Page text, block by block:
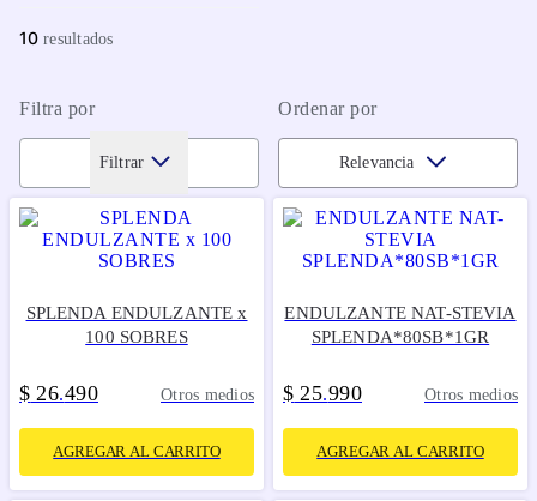
10
Filtra por Ordenar por
Filtrar Relevancia
SPLENDA ENDULZANTE x
100 SOBRES
$ 26.490 Otros medios
AGREGAR AL CARRITO
ENDULZANTE NAT-STEVIA
SPLENDA*80SB*1GR
$ 25.990 Otros medios
AGREGAR AL CARRITO